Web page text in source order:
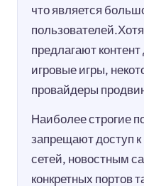
что является
предлагают
игровые игры,
провайдеры
Наиболее строгие
запрещают доступ
сетей, новостным
конкретных портов